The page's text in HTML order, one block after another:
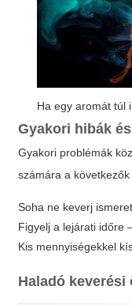
Ha egy aromát túl
Gyakori hibák
Gyakori problémák
számára a
Soha ne keverj
Figyelj a lejárati időre
Kis mennyiségekkel
Haladó